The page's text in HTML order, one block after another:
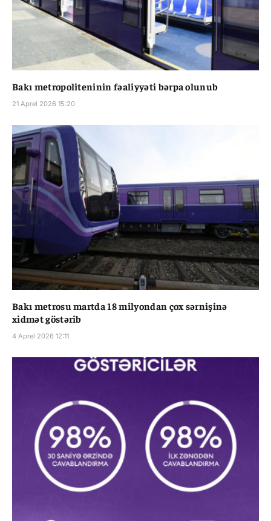
Bakı metropoliteninin fəaliyyəti bərpa olunub
21 Aprel 2026 15:20
Bakı metrosu martda 18 milyondan çox sərnişinə
xidmət göstərib
4 Aprel 2026 12:11